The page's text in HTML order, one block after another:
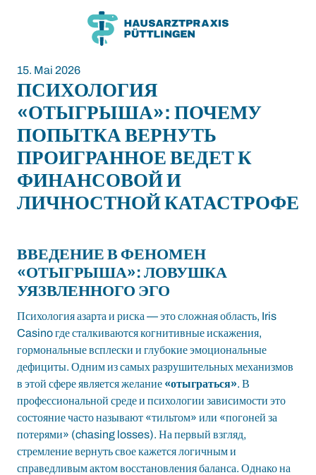
15. Mai 2026
ПСИХОЛОГИЯ
«ОТЫГРЫША»: ПОЧЕМУ
ПОПЫТКА ВЕРНУТЬ
ПРОИГРАННОЕ ВЕДЕТ К
ФИНАНСОВОЙ И
ЛИЧНОСТНОЙ КАТАСТРОФЕ
ВВЕДЕНИЕ В ФЕНОМЕН
«ОТЫГРЫША»: ЛОВУШКА
УЯЗВЛЕННОГО ЭГО
Психология азарта и риска — это сложная область, Iris
Casinoгде сталкиваются когнитивные искажения,
гормональные всплески и глубокие эмоциональные
дефициты. Одним из самых разрушительных механизмов
в этой сфере является желание «отыграться». В
профессиональной среде и психологии зависимости это
состояние часто называют «тильтом» или «погоней за
потерями» (chasing losses). На первый взгляд,
стремление вернуть свое кажется логичным и
справедливым актом восстановления баланса. Однако на